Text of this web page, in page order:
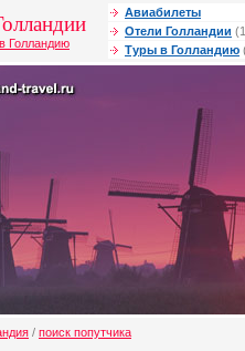
Голландию
Авиабилеты
Отели Голландии
Туры в Голландию
/ поиск попутчика